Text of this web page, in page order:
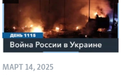
МАРТ 14, 2025